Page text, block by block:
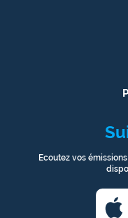
Ecoutez vos